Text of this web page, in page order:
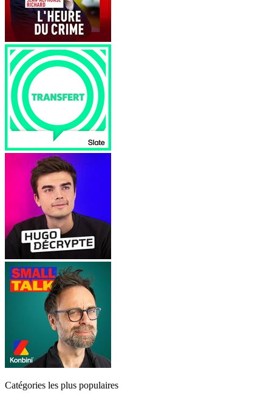
Catégories les plus populaires